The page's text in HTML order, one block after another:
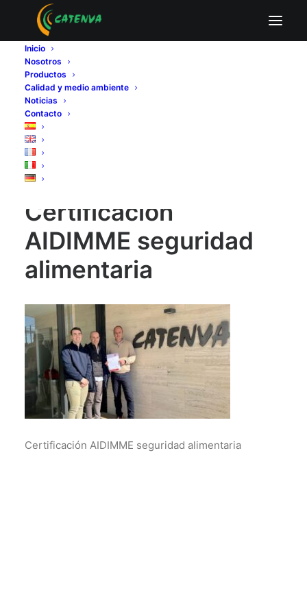
Inicio
Nosotros
Productos
Calidad y medio ambiente
Noticias
Contacto
Certificación AIDIMME seguridad alimentaria
Certificación AIDIMME de seguridad alimentaria para los
tableros contrachapados utilizados en la fabricación de
Certificación AIDIMME seguridad alimentaria
Certificación
AIDIMME seguridad
alimentaria
Certificación AIDIMME seguridad alimentaria